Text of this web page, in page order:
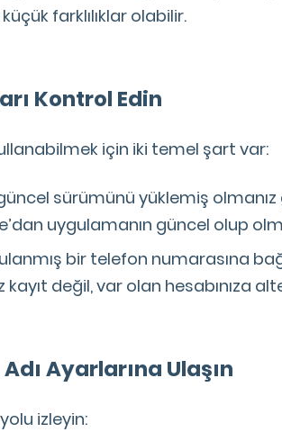
farklılıklar olabilir.
Kontrol Edin
için iki temel şart var:
sürümünü yüklemiş
uygulamanın güncel olup
bir telefon numarasına
kayıt değil, var olan hesabınıza
Ayarlarına Ulaşın
izleyin: